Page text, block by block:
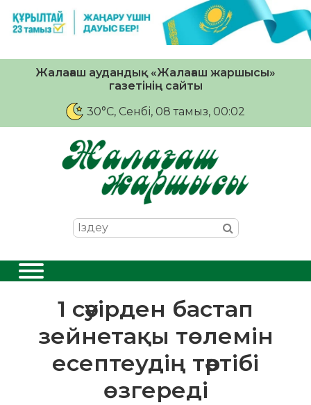
Жалағаш аудандық «Жалағаш жаршысы»
газетінің сайты
30°C, Сенбі, 08 тамыз, 00:02
1 сәуірден бастап
зейнетақы төлемін
есептеудің тәртібі
өзгереді